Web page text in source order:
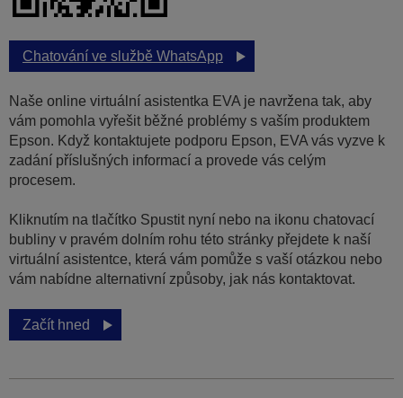
Chatování ve službě WhatsApp
Naše online virtuální asistentka EVA je navržena tak, aby
vám pomohla vyřešit běžné problémy s vaším produktem
Epson. Když kontaktujete podporu Epson, EVA vás vyzve k
zadání příslušných informací a provede vás celým
procesem.
Kliknutím na tlačítko Spustit nyní nebo na ikonu chatovací
bubliny v pravém dolním rohu této stránky přejdete k naší
virtuální asistentce, která vám pomůže s vaší otázkou nebo
vám nabídne alternativní způsoby, jak nás kontaktovat.
Začít hned